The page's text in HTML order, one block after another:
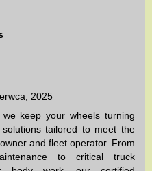
2025
keep your wheels turning
tailored to meet the
and fleet operator. From
to critical truck